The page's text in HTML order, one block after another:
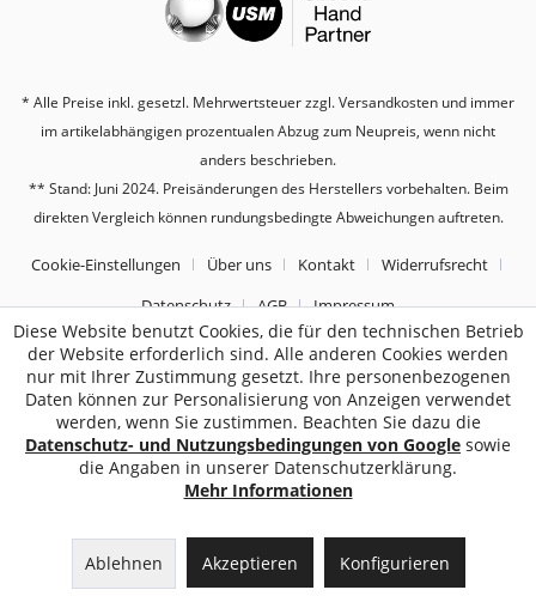
* Alle Preise inkl. gesetzl. Mehrwertsteuer zzgl.Versandkosten und immer
im artikelabhängigen prozentualen Abzug zum Neupreis, wenn nicht
anders beschrieben.
** Stand: Juni 2024. Preisänderungen des Herstellers vorbehalten. Beim
direkten Vergleich können rundungsbedingte Abweichungen auftreten.
Cookie-Einstellungen Über uns Kontakt
Widerrufsrecht
Datenschutz
AGB Impressum
Sebworld
2187Bewertungen auf ProvenExpert.com
Diese Website benutzt Cookies, die für den technischen Betrieb
der Website erforderlich sind. Alle anderen Cookies werden
nur mit Ihrer Zustimmung gesetzt. Ihre personenbezogenen
Daten können zur Personalisierung von Anzeigen verwendet
werden, wenn Sie zustimmen. Beachten Sie dazu die
Datenschutz- und Nutzungsbedingungen von Google sowie
die Angaben in unserer Datenschutzerklärung.
Mehr Informationen
Ablehnen Akzeptieren Konfigurieren